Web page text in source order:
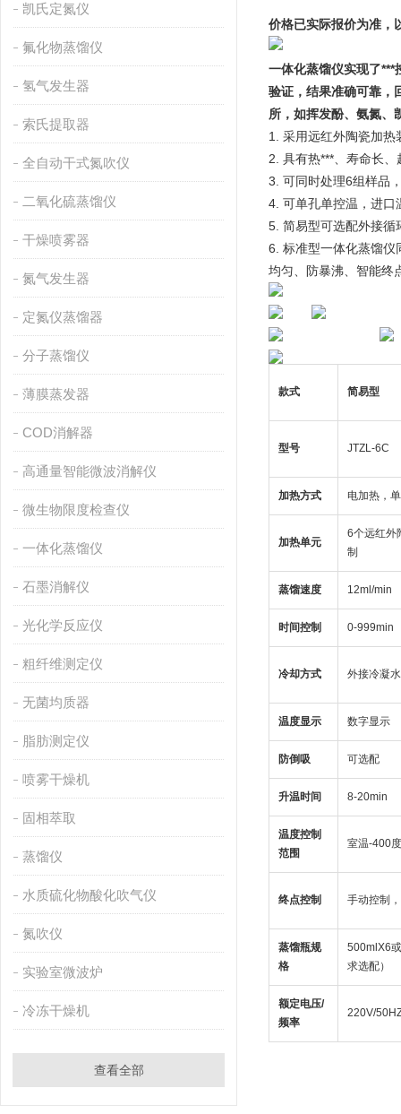
凯氏定氮仪
氟化物蒸馏仪
氢气发生器
索氏提取器
全自动干式氮吹仪
二氧化硫蒸馏仪
干燥喷雾器
氮气发生器
定氮仪蒸馏器
分子蒸馏仪
薄膜蒸发器
COD消解器
高通量智能微波消解仪
微生物限度检查仪
一体化蒸馏仪
石墨消解仪
光化学反应仪
粗纤维测定仪
无菌均质器
脂肪测定仪
喷雾干燥机
固相萃取
蒸馏仪
水质硫化物酸化吹气仪
氮吹仪
实验室微波炉
冷冻干燥机
查看全部
价格已实际报价为准，
一体化蒸馏仪实现了***
验证，结果准确可靠，
所，如挥发酚、氨氮、
1. 采用远红外陶瓷加
2. 具有热***、寿命长
3. 可同时处理6组样品
4. 可单孔单控温，进
5. 简易型可选配外接
6. 标准型一体化蒸馏
均匀、防暴沸、智能终
款式 简易型
型号 JTZL-6C
加热方式 电加热，
加热单元
6个远红外
制
蒸馏速度 12ml/min
时间控制 0-999min
冷却方式 外接冷凝水
温度显示 数字显示
防倒吸 可选配
升温时间 8-20min
温度控制
范围
室温-400度
终点控制 手动控制
蒸馏瓶规
格
500mlX6
求选配）
额定电压/
频率
220V/